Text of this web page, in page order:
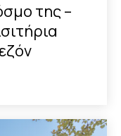
της –